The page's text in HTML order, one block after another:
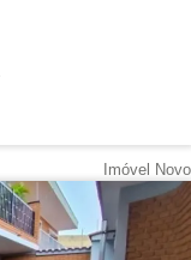
Imóvel Novo